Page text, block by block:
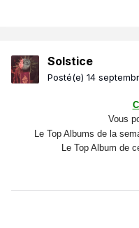
Solstice
Posté(e) 14
Vous
Le Top Albums de la
Le Top Album de